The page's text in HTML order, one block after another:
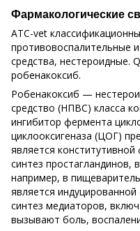
Фармакологические
ATC-vet
противовоспалительные
средства, нестероидные.
робенакоксиб.
Робенакоксиб —
средство (НПВС) класса
ингибитор фермента
циклооксигеназа (ЦОГ)
является
синтез
например, в
является
синтез медиаторов,
вызывают боль,